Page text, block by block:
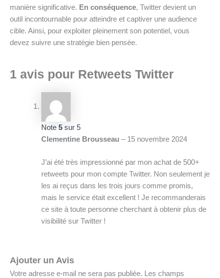
manière significative. En conséquence, Twitter devient un
outil incontournable pour atteindre et captiver une audience
cible. Ainsi, pour exploiter pleinement son potentiel, vous
devez suivre une stratégie bien pensée.
1 avis pour Retweets Twitter
Note 5sur 5
Clementine Brousseau – 15 novembre 2024
J’ai été très impressionné par mon achat de 500+
retweets pour mon compte Twitter. Non seulement je
les ai reçus dans les trois jours comme promis,
mais le service était excellent ! Je recommanderais
ce site à toute personne cherchant à obtenir plus de
visibilité sur Twitter !
Ajouter un Avis
Votre adresse e-mail ne sera pas publiée. Les champs